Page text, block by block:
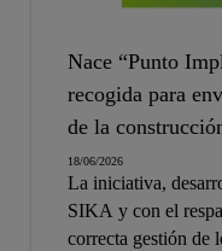
Nace “Punto
recogida para
de la
18/06/2026
La iniciativa,
SIKA y con el
correcta gestión de